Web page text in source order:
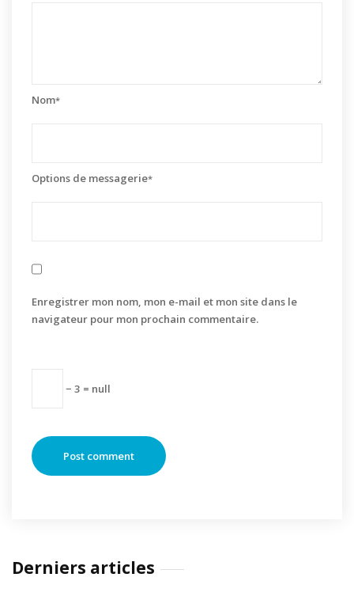
Nom*
Options de messagerie*
Enregistrer mon nom, mon e-mail et mon site dans le
navigateur pour mon prochain commentaire.
− 3 = null
Derniers articles